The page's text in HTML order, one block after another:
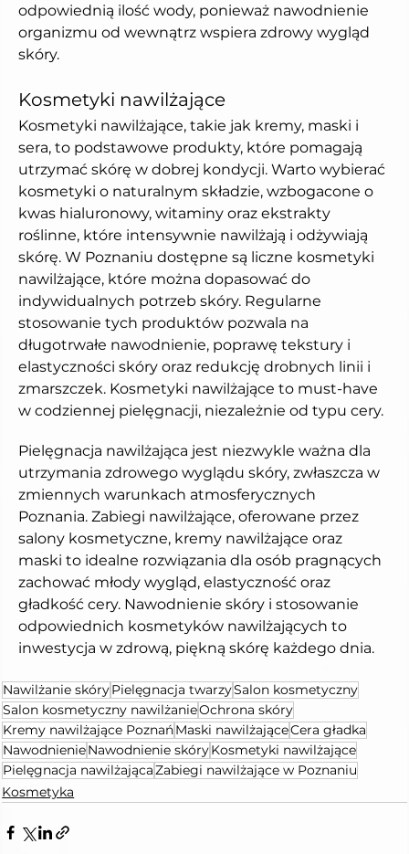
odpowiednią ilość wody, ponieważ nawodnienie
organizmu od wewnątrz wspiera zdrowy wygląd
skóry.
Kosmetyki nawilżające
Kosmetyki nawilżające, takie jak kremy, maski i
sera, to podstawowe produkty, które pomagają
utrzymać skórę w dobrej kondycji. Warto wybierać
kosmetyki o naturalnym składzie, wzbogacone o
kwas hialuronowy, witaminy oraz ekstrakty
roślinne, które intensywnie nawilżają i odżywiają
skórę. W Poznaniu dostępne są liczne kosmetyki
nawilżające, które można dopasować do
indywidualnych potrzeb skóry. Regularne
stosowanie tych produktów pozwala na
długotrwałe nawodnienie, poprawę tekstury i
elastyczności skóry oraz redukcję drobnych linii i
zmarszczek. Kosmetyki nawilżające to must-have
w codziennej pielęgnacji, niezależnie od typu cery.
Pielęgnacja nawilżająca jest niezwykle ważna dla
utrzymania zdrowego wyglądu skóry, zwłaszcza w
zmiennych warunkach atmosferycznych
Poznania. Zabiegi nawilżające, oferowane przez
salony kosmetyczne, kremy nawilżające oraz
maski to idealne rozwiązania dla osób pragnących
zachować młody wygląd, elastyczność oraz
gładkość cery. Nawodnienie skóry i stosowanie
odpowiednich kosmetyków nawilżających to
inwestycja w zdrową, piękną skórę każdego dnia.
Nawilżanie skóryPielęgnacja twarzySalon kosmetyczny
Salon kosmetyczny nawilżanieOchrona skóry
Kremy nawilżające PoznańMaski nawilżająceCera gładka
NawodnienieNawodnienie skóryKosmetyki nawilżające
Pielęgnacja nawilżającaZabiegi nawilżające w Poznaniu
Kosmetyka